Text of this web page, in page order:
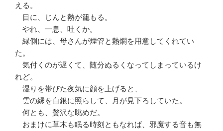
える。
目に、じんと熱が籠もる。
やれ、一息、吐くか。
縁側には、母さんが煙管と熱燗を用意してくれてい
た。
気付くのが遅くて、随分ぬるくなってしまっているけ
れど。
湿りを帯びた夜気に顔を上げると、
雲の縁を白銀に照らして、月が見下ろしていた。
何とも、贅沢な眺めだ。
おまけに草木も眠る時刻ともなれば、邪魔する音も無